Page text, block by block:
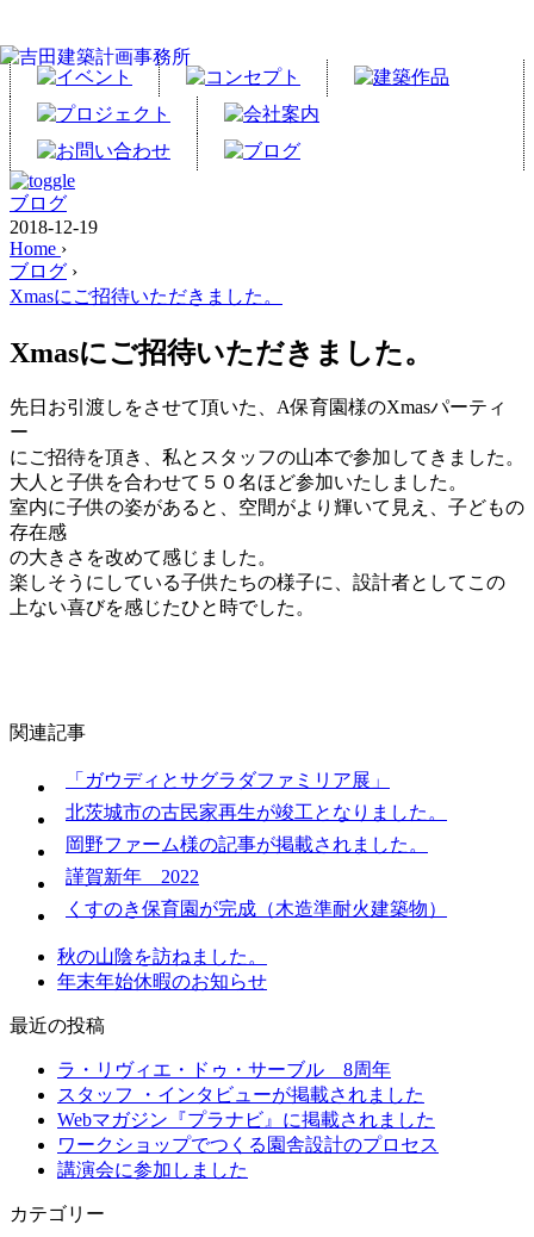
ブログ
2018-12-19
Home ›
ブログ ›
Xmasにご招待いただきました。
Xmasにご招待いただきました。
先日お引渡しをさせて頂いた、A保育園様のXmasパーティ
ー
にご招待を頂き、私とスタッフの山本で参加してきました。
大人と子供を合わせて５０名ほど参加いたしました。
室内に子供の姿があると、空間がより輝いて見え、子どもの
存在感
の大きさを改めて感じました。
楽しそうにしている子供たちの様子に、設計者としてこの
上ない喜びを感じたひと時でした。
関連記事
「ガウディとサグラダファミリア展」
北茨城市の古民家再生が竣工となりました。
岡野ファーム様の記事が掲載されました。
謹賀新年 2022
くすのき保育園が完成（木造準耐火建築物）
秋の山陰を訪ねました。
年末年始休暇のお知らせ
最近の投稿
ラ・リヴィエ・ドゥ・サーブル 8周年
スタッフ ・インタビューが掲載されました
Webマガジン『プラナビ』に掲載されました
ワークショップでつくる園舎設計のプロセス
講演会に参加しました
カテゴリー